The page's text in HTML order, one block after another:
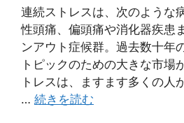
連続ストレスは、次のような
性頭痛、偏頭痛や消化器疾患
ンアウト症候群。過去数十年
トピックのための大きな市場
トレスは、ますます多くの人
… 続きを読む